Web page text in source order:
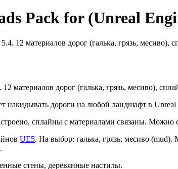
Pack for (Unreal
12 материалов дорог (галька, грязь,
материалов дорог (галька, грязь, месиво),
накидывать дороги на любой ландшафт в
сплайны с материалами связаны. Можно
UE5. На выбор: галька, грязь, месиво
стены, деревянные настилы.